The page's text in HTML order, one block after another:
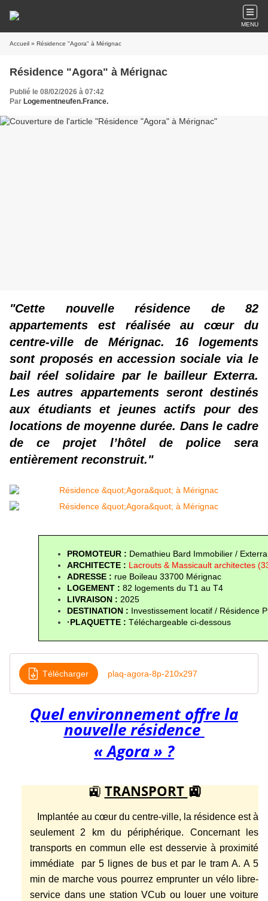
MENU
Accueil » Résidence "Agora" à Mérignac
Résidence "Agora" à Mérignac
Publié le 08/02/2026 à 07:42
Par Logementneufen.France.
"Cette nouvelle résidence de 82
appartements est réalisée au cœur du
centre-ville de Mérignac. 16 logements
sont proposés en accession sociale via le
bail réel solidaire par le bailleur Exterra.
Les autres appartements seront destinés
aux étudiants et jeunes actifs pour des
locations de moyenne durée. Dans le cadre
de ce projet l’hôtel de police sera
entièrement reconstruit."
PROMOTEUR : Demathieu Bard Immobilier / Exterra
ARCHITECTE : Lacrouts & Massicault architectes
ADRESSE : rue Boileau 33700 Mérignac
LOGEMENT : 82 logements du T1 au T4
LIVRAISON : 2025
DESTINATION : Investissement locatif / Résidence
·PLAQUETTE : Téléchargeable ci-dessous
Télécharger plaq-agora-8p-210x297
Quel environnement offre la
nouvelle résidence
« Agora » ?
🚉TRANSPORT🚉
Implantée au cœur du centre-ville, la résidence est à
seulement 2 km du périphérique. Concernant les
transports en commun elle est desservie à proximité
immédiate par 5 lignes de bus et par le tram A. A 5
min de marche vous pourrez emprunter un vélo libre-
service dans une station VCub ou louer une voiture